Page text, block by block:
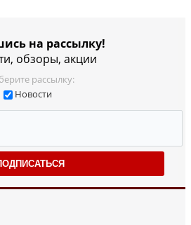
на рассылку!
обзоры, акции
рассылку:
Новости